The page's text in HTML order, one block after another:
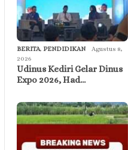
BERITA, PENDIDIKAN
Agustus 8,
2026
Udinus Kediri Gelar Dinus
Expo 2026, Had…